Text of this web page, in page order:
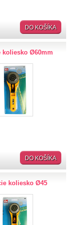
DO KOŠÍKA
koliesko Ø60mm
DO KOŠÍKA
koliesko Ø45